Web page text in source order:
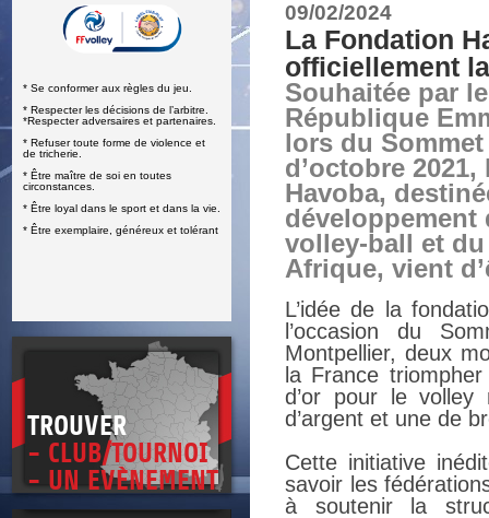
* Se conformer aux règles du jeu.
* Respecter les décisions de l’arbitre.
*Respecter adversaires et partenaires.
* Refuser toute forme de violence et
de tricherie.
* Être maître de soi en toutes
circonstances.
* Être loyal dans le sport et dans la vie.
* Être exemplaire, généreux et tolérant
TROUVER
- CLUB/TOURNOI
- UN EVÈNEMENT
09/02/2024
La Fondation
officiellement
Souhaitée par
République
lors du
d’octobre
Havoba,
volley-ball et
Afrique, vient
L’idée de la
l’occasion du
Montpellier, deux
la France
d’or pour le volley
d’argent et une de
Cette initiative
savoir les
à soutenir la